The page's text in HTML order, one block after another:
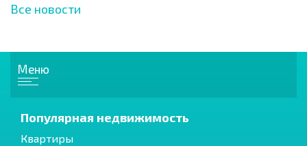
Все новости
Меню
Популярная недвижимость
Квартиры